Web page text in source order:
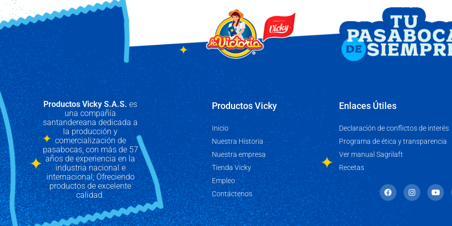
Productos Vicky S.A.S. es
una compañía
santandereana dedicada a
la producción y
comercialización de
pasabocas, con más de 57
años de experiencia en la
industria nacional e
internacional; Ofreciendo
productos de excelente
calidad.
Productos Vicky
Inicio
Nuestra Historia
Nuestra empresa
Tienda Vicky
Empleo
Contáctenos
Enlaces Útiles
Declaración de conflictos de interés
Programa de ética y transparencia
Ver manual Sagrilaft
Recetas
F
a
c
e
b
I
n
s
a
Y
o
u